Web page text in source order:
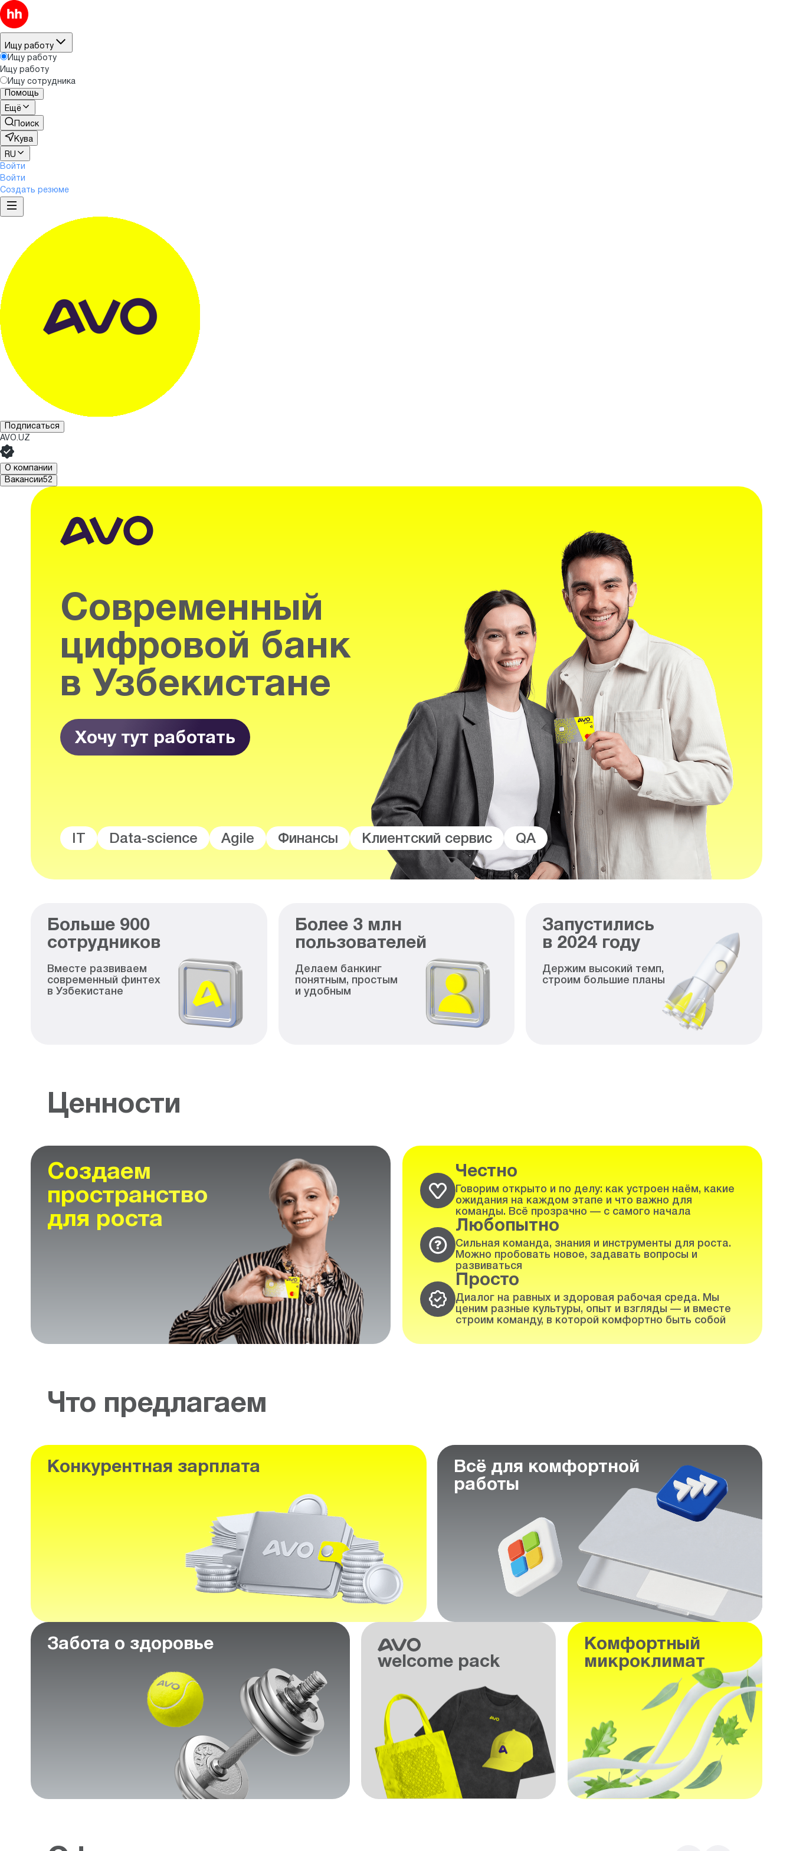
Ищу работу
Ищу работу
Ищу работу
Ищу сотрудника
Помощь
Ещё
Поиск
Кува
RU
Войти
Войти
Создать резюме
Подписаться
AVO.UZ
О компании
Вакансии52
Современный
цифровой банк
в Узбекистане
Хочу тут работать
Data-science Agile Финансы Клиентский сервис QA
Больше 900
сотрудников
Вместе развиваем
современный финтех
в Узбекистане
Более 3млн
пользователей
Делаем банкинг
понятным, простым
и удобным
Запустились
в 2024 году
Держим высокий темп,
строим большие планы
Ценности
Создаем
пространство
для роста
Честно
Говорим открыто и по делу: как устроен наём, какие
ожидания на каждом этапе и что важно для
команды. Всё прозрачно — с самого начала
Любопытно
Сильная команда, знания и инструменты для роста.
Можно пробовать новое, задавать вопросы и
развиваться
Просто
Диалог на равных и здоровая рабочая среда. Мы
ценим разные культуры, опыт и взгляды — и вместе
строим команду, в которой комфортно быть собой
Что предлагаем
Конкурентная зарплата
Всё для комфортной
работы
Забота о здоровье
welcome pack
Комфортный
микроклимат